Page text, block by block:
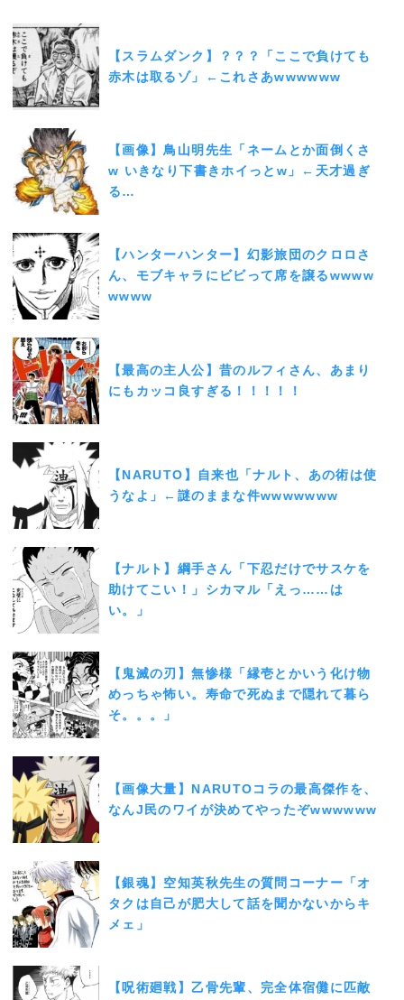
【スラムダンク】？？？「ここで負けても
赤木は取るゾ」←これさあwwwwww
【画像】鳥山明先生「ネームとか面倒くさ
w いきなり下書きホイっとw」←天才過ぎ
る…
【ハンターハンター】幻影旅団のクロロさ
ん、モブキャラにビビって席を譲るwwww
wwww
【最高の主人公】昔のルフィさん、あまり
にもカッコ良すぎる！！！！！
【NARUTO】自来也「ナルト、あの術は使
うなよ」←謎のままな件wwwwwww
【ナルト】綱手さん「下忍だけでサスケを
助けてこい！」シカマル「えっ……は
い。」
【鬼滅の刃】無惨様「縁壱とかいう化け物
めっちゃ怖い。寿命で死ぬまで隠れて暮ら
そ。。。」
【画像大量】NARUTOコラの最高傑作を、
なんJ民のワイが決めてやったぞwwwwww
【銀魂】空知英秋先生の質問コーナー「オ
タクは自己が肥大して話を聞かないからキ
メェ」
【呪術廻戦】乙骨先輩、完全体宿儺に匹敵